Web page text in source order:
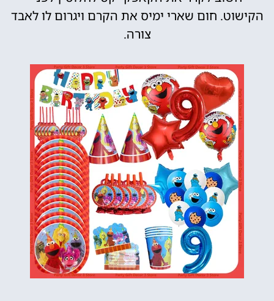
הקישוט. חום שארי ימיס את הקרם ויגרום לו לאבד
צורה.